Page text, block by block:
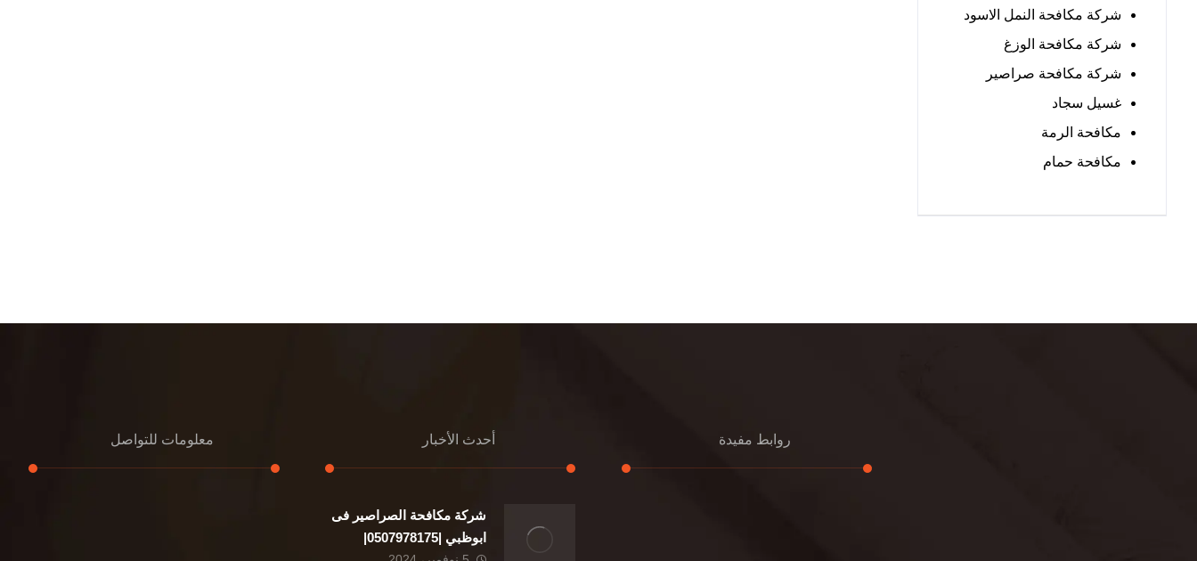
شركة مكافحة النمل الاسود
شركة مكافحة الوزغ
شركة مكافحة صراصير
غسيل سجاد
مكافحة الرمة
مكافحة حمام
روابط مفيدة أحدث الأخبار
شركة مكافحة الصراصير فى
ابوظبي |0507978175|
معلومات للتواصل